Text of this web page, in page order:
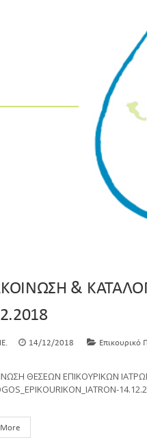
&
14/12/2018 Επικουρικό
ΘΕΣΕΩΝ ΕΠΙΚΟΥΡΙΚΩΝ
More